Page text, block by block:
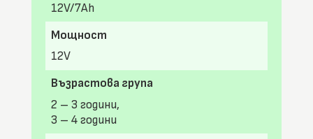
12V/7Ah
Мощност
12V
Възрастова група
2 – 3 години,
3 – 4 години